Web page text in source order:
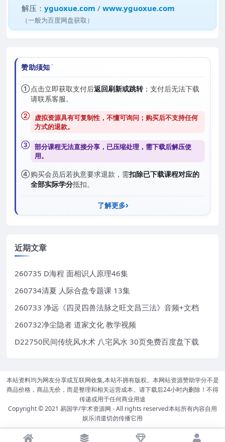
解压：yguoxue.com /www.yguoxue.com
（一般为百度网盘获取）
赞助须知
① 点击立即获取支付后返回刷新或跳转；支付后无法下载
请联系客服。
② 虚拟资源具有可复制性，不懂可询问；购买后不支持任何
方式的退款。
③ 部分课程无法直接分享，已压缩处理，需下载后解压使
用。
④购买会员后若执意要求退款，需扣除已下载课程对应的
全部实际学分抵扣。
了解更多
近期文章
260735 D海程 面相识人原理46集
260734清夏 人际合盘专题课 13集
260733 净远《四灵四兽法脉之旺文昌三法》音频+文档
260732净尘隐者 道家文化 教学视频
D22750民间传统风水术 八宅风水 30页免费百度盘下载
本站资料均为网友分享或互联网收集,本站不拥有版权。本网站资源赞助学分不是
商品价格，商品无价，而是整理和相关运营成本。请下载后24小时内删除！不得
传递或用于任何商业用途
Copyright © 2021 易国学/学术资源网 - All rights reserved本站所有内容自用
娱乐消遣切勿传播它用